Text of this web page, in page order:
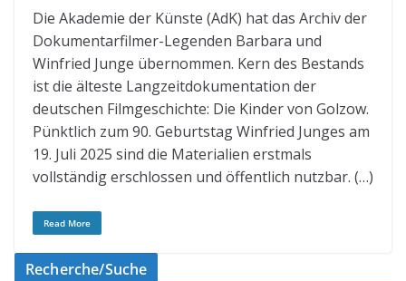
Die Akademie der Künste (AdK) hat das Archiv der
Dokumentarfilmer-Legenden Barbara und
Winfried Junge übernommen. Kern des Bestands
ist die älteste Langzeitdokumentation der
deutschen Filmgeschichte: Die Kinder von Golzow.
Pünktlich zum 90. Geburtstag Winfried Junges am
19. Juli 2025 sind die Materialien erstmals
vollständig erschlossen und öffentlich nutzbar. (…)
Read More
Recherche/Suche